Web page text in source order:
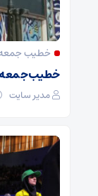
خطیب
خطیب جمعه
مدیر سایت